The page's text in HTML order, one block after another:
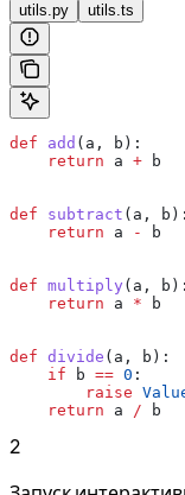
utils.py utils.ts
def add ( a , b ):
    return
a + b
def subtract ( a , b ):
    return
a - b
def multiply ( a , b ):
    return
a * b
def divide ( a , b ):
    if
b == 0 :
        raise
    return
a / b
2